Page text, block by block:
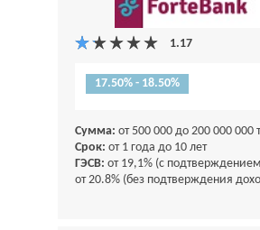
17.50% - 18.50%
Сумма: от 500 000 до 200 000 000
Срок: от 1 года до 10 лет
ГЭСВ: от 19,1% (с
от 20.8% (без подтверждения